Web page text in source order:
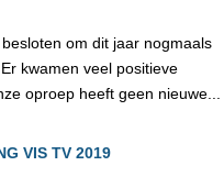
om dit jaar nogmaals
kwamen veel positieve
oproep heeft geen nieuwe...
VIS TV 2019